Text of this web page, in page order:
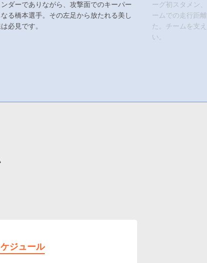
ダーでありながら、攻撃面でのキーパー
る橋本選手。その左足から放たれる美し
必見です。
ーグ初スタメン
ームでの走行距
た。チームを支
い。
ジュール